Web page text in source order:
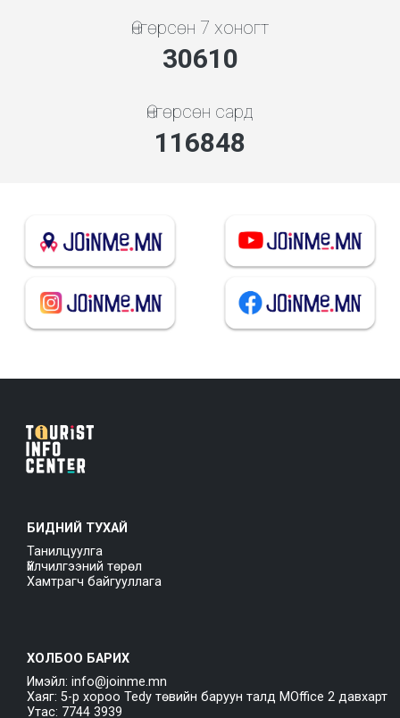
Өнгөрсөн 7 хоногт
32964
Өнгөрсөн сард
125837
БИДНИЙ ТУХАЙ
Танилцуулга
Үйлчилгээний төрөл
Хамтрагч байгууллага
ХОЛБОО БАРИХ
Имэйл: info@joinme.mn
Хаяг: 5-р хороо Tedy төвийн баруун талд MOffice 2 давхарт
Утас: 7744 3939